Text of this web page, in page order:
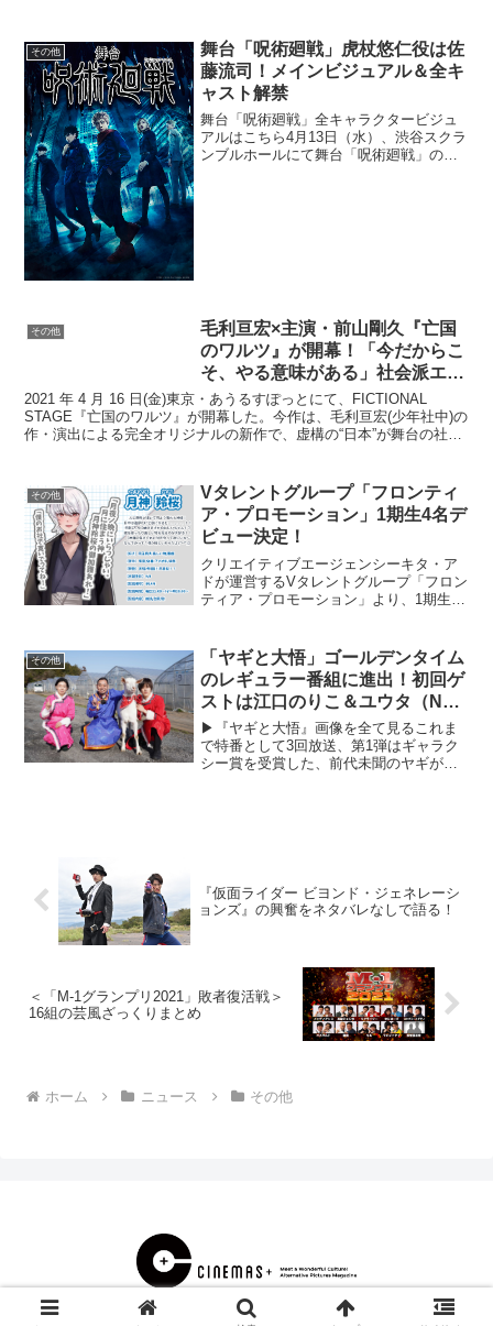
ドプール&ウルヴァリン』が、夏休みも超
特大ヒットを継続中...
その他
舞台「呪術廻戦」虎杖悠仁役は佐
藤流司！メインビジュアル＆全キ
ャスト解禁
舞台「呪術廻戦」全キャラクタービジュ
アルはこちら4月13日（水）、渋谷スクラ
ンブルホールにて舞台「呪術廻戦」の製
その他
毛利亘宏×主演・前山剛久『亡国
のワルツ』が開幕！「今だからこ
そ、やる意味がある」社会派エン
ターテイメント
2021 年 4 月 16 日(金)東京・あうるすぽっとにて、FICTIONAL
STAGE『亡国のワルツ』が開幕した。今作は、毛利亘宏(少年社中)の
作・演出による完全オリジナルの新作で、虚構の“日本”が舞台の社会
その他
Vタレントグループ「フロンティ
ア・プロモーション」1期生4名デ
ビュー決定！
クリエイティブエージェンシーキタ・ア
ドが運営するVタレントグループ「フロン
ティア・プロモーション」より、1期生の
～7月にデビューする。タレント紹介月神
羚桜（つきがみ...
その他
「ヤギと大悟」ゴールデンタイム
のレギュラー番組に進出！初回ゲ
ストは江口のりこ＆ユウタ（NCT
127）
▶︎『ヤギと大悟』画像を全て見るこれま
で特番として3回放送、第1弾はギャラク
シー賞を受賞した、前代未聞のヤギが主
『仮面ライダー ビヨンド・ジェネレーシ
ョンズ』の興奮をネタバレなしで語る！
＜「M-1グランプリ2021」敗者復活戦＞
16組の芸風ざっくりまとめ
ホーム ニュース その他
© 2000 CINEMAS＋.